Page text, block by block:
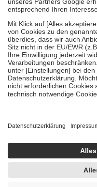
Um das Engagement der
stärken und die besondere
fallenkeine Zuzahlungenan
• Kindern und Jugendlichen
mit Ausnahme der Fahrkosten
• Untersuchungen zur
GKV getragen werden
• empfohlenen
• Harn- und Blutteststreifen
getroffen, um sicherzustellen,
https://help.etrusted.com/
Einige Bilder und Inhalte